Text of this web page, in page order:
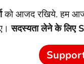
को आजद रखिये. हम
सदस्यता लेने के लिए